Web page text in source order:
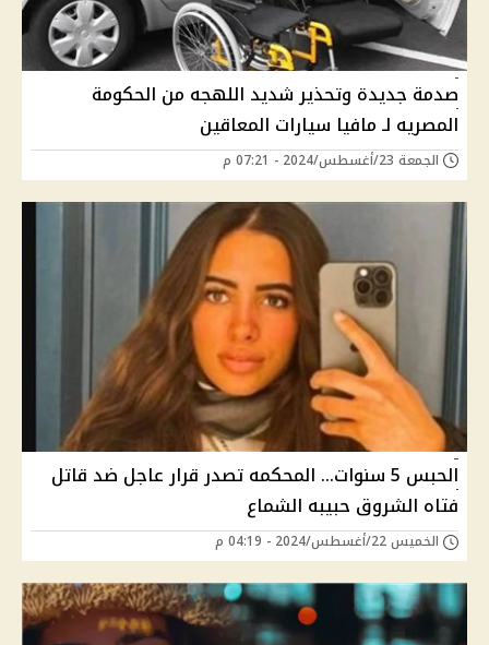
صدمة جديدة وتحذير شديد اللهجه من الحكومة
المصريه لـ مافيا سيارات المعاقين
الجمعة 23/أغسطس/2024 - 07:21 م
الحبس 5 سنوات... المحكمه تصدر قرار عاجل ضد قاتل
فتاه الشروق حبيبه الشماع
الخميس 22/أغسطس/2024 - 04:19 م